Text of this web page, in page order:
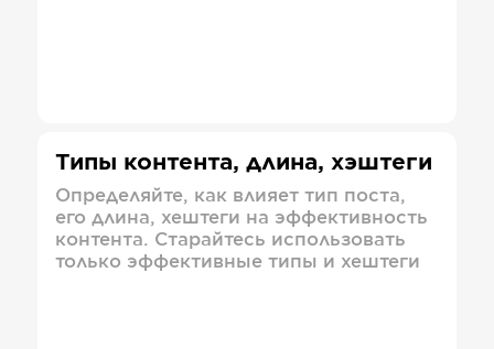
Типы контента, длина, хэштеги
Определяйте, как влияет тип поста,
его длина, хештеги на эффективность
контента. Старайтесь использовать
только эффективные типы и хештеги